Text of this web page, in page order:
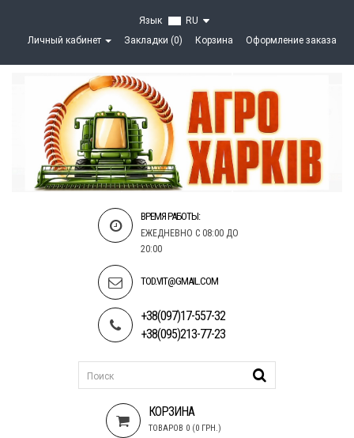
Язык
RU
Личный кабинет
Закладки (0) Корзина Оформление заказа
ВРЕМЯ РАБОТЫ:
ЕЖЕДНЕВНО С 08:00 ДО
20:00
TOD.VIT@GMAIL.COM
+38(097)17-557-32
+38(095)213-77-23
КОРЗИНА
ТОВАРОВ 0 (0 ГРН.)